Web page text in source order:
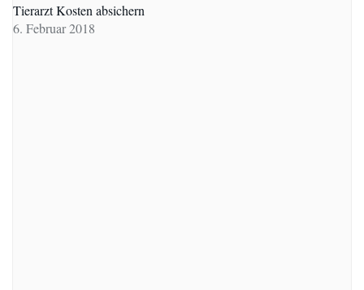
Tierarzt Kosten absichern
6. Februar 2018